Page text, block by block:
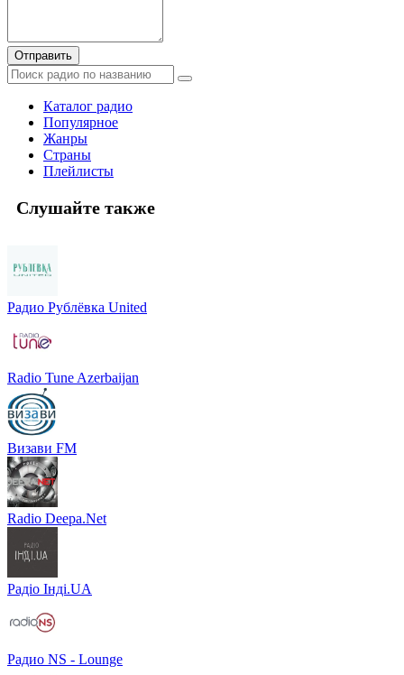
Отправить
Каталог радио
Популярное
Жанры
Страны
Плейлисты
Слушайте также
Радио Рублёвка United
Radio Tune Azerbaijan
Визави FM
Radio Deepa.Net
Радіо Інді.UA
Радио NS - Lounge